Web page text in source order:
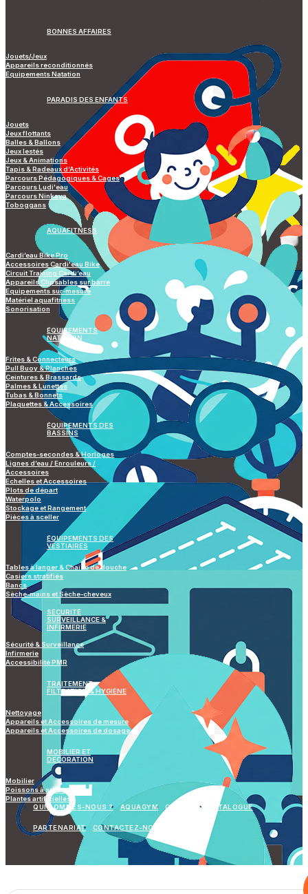
BONNES AFFAIRES
Jouets/Jeux
Appareils reconditionnés
Equipements Natation
PARADIS DES ENFANTS
Jouets
Jeux flottants
Balles & Ballons
Jeux lestés
Jeux & Animations
Tapis & Radeaux d’Activités
Parcours Pédagogiques & Cages
Parcours Ludi'eau
Parcours Ninkaya
Toboggans
AQUAFITNESS
Cardi’eau Bike Pro
Accessoires Cardi'eau Bike
Circuit Training Cardi’eau
Appareils Clipsables sur barre
Equipements sur-mesure
Matériel aquafitness
Sonorisation
ÉQUIPEMENTS
NATATION
Frites & Connecteurs
Pull Buoy & Planches
Ceintures & Brassards
Palmes & Lunettes
Tubas & Bonnets
Plaquettes & Accessoires
ÉQUIPEMENTS DES
BASSINS
Comptes-secondes & Horloges
Lignes d’eau / Enrouleurs /
Accessoires
Echelles et Accessoires
Plots de départ
Waterpolo
Stockage et Rangement
Pièces à sceller
ÉQUIPEMENTS DES
VESTIAIRES
Tables à langer & Chaise de douche
Casiers stratifiés
Bancs
Sèche-mains et Sèche-cheveux
SÉCURITÉ
SURVEILLANCE &
INFIRMERIE
Sécurité & Surveillance
Infirmerie
Accessibilité PMR
TRAITEMENT
FILTRATION & HYGIÈNE
Nettoyage
Appareils et Accessoires de mesure
Appareils et Accessoires de dosage
MOBILIER ET
DECORATION
Mobilier
Poissons à suspendre
Plantes artificielles
QUI SOMMES-NOUS ?
AQUAGYM GALERIES CATALOGUE
PARTENARIAT CONTACTEZ-NOUS